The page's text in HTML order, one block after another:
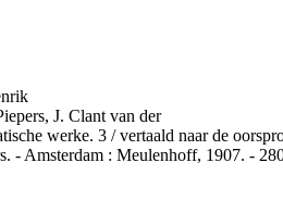
J. Clant van der
werke. 3 / vertaald naar de
- Amsterdam : Meulenhoff, 1907. -